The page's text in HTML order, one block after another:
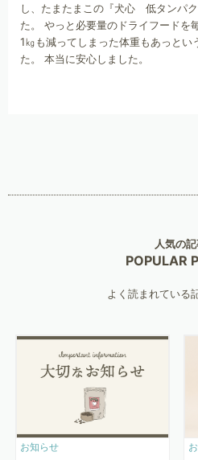
し、たまたまこの『犬心 低タンパ
た。 やっと必要量のドライフードを
1㎏も減ってしまった体重もあっとい
た。 本当に安心しました。
人気の
POPULAR
よく読まれている
お知らせ